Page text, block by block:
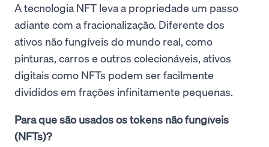
A tecnologia NFT leva a propriedade um passo
adiante com a fracionalização. Diferente dos
ativos não fungíveis do mundo real, como
pinturas, carros e outros colecionáveis, ativos
digitais como NFTs podem ser facilmente
divididos em frações infinitamente pequenas.
Para que são usados os tokens não fungíveis
(NFTs)?